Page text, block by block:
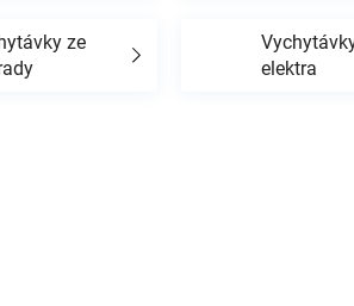
ze
elektra